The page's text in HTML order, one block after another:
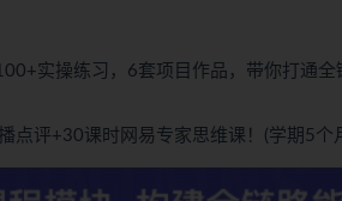
实操练习，6套项目作品，带你打通全
点评+30课时网易专家思维课！(学期5个